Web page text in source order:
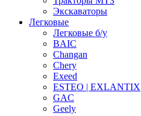
Экскаваторы
Легковые
Легковые б/у
BAIC
Changan
Chery
Exeed
ESTEO | EXLANTIX
GAC
Geely